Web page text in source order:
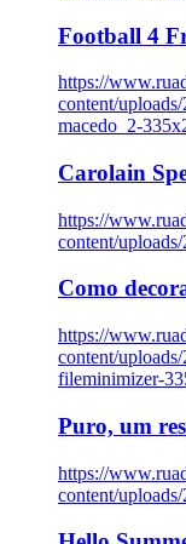
Football 4
https://
content/
macedo_2-
Carolain
https://
content/
Como
https://
content/
fileminimizer-
Puro, um
https://
content/